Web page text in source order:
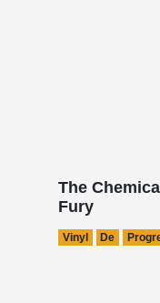
The
Fury
Vinyl De